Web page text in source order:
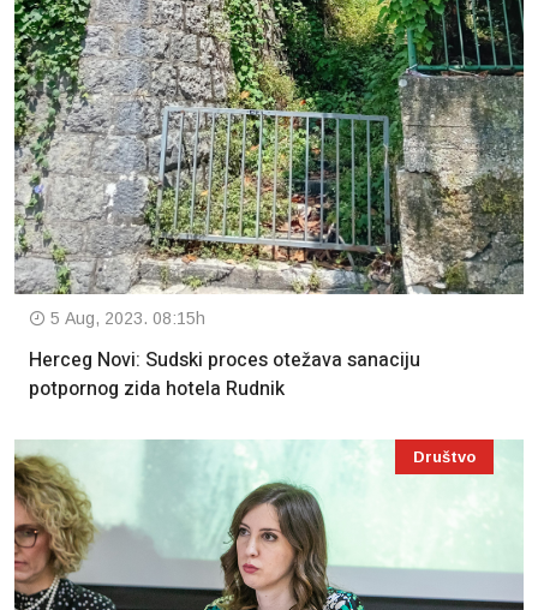
5 Aug, 2023. 08:15h
Herceg Novi: Sudski proces otežava sanaciju
potpornog zida hotela Rudnik
Društvo